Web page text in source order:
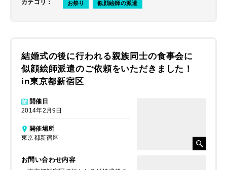
カテゴリ ： お祭り 似顔絵師の派遣
結婚式の後に行われる親族同士の食事会に
似顔絵師派遣のご依頼をいただきました！
in東京都新宿区
開催日
2014年2月9日
開催場所
東京都新宿区
お問い合わせ内容